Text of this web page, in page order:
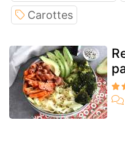
Carottes